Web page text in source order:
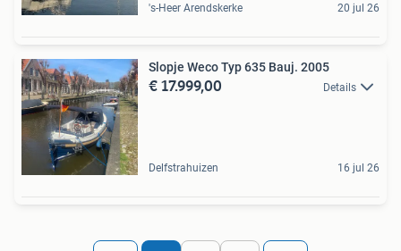
's-Heer Arendskerke 20 jul 26
Slopje Weco Typ 635 Bauj. 2005
€ 17.999,00 Details
Delfstrahuizen 16 jul 26